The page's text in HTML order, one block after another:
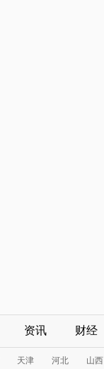
资讯 财经
天津 河北
山西